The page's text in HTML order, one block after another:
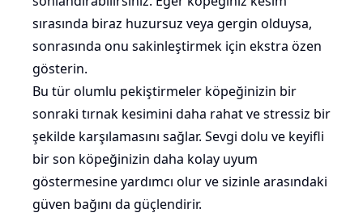
sırasında biraz huzursuz veya gergin olduysa,
sonrasında onu sakinleştirmek için ekstra özen
gösterin.
Bu tür olumlu pekiştirmeler köpeğinizin bir
sonraki tırnak kesimini daha rahat ve stressiz bir
şekilde karşılamasını sağlar. Sevgi dolu ve keyifli
bir son köpeğinizin daha kolay uyum
göstermesine yardımcı olur ve sizinle arasındaki
güven bağını da güçlendirir.